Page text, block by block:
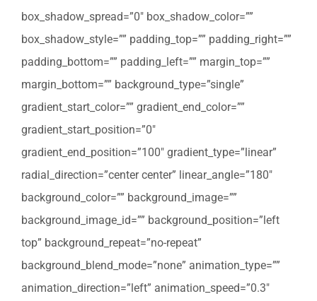
box_shadow_spread=”0″ box_shadow_color=””
box_shadow_style=”” padding_top=”” padding_right=””
padding_bottom=”” padding_left=”” margin_top=””
margin_bottom=”” background_type=”single”
gradient_start_color=”” gradient_end_color=””
gradient_start_position=”0″
gradient_end_position=”100″ gradient_type=”linear”
radial_direction=”center center” linear_angle=”180″
background_color=”” background_image=””
background_image_id=”” background_position=”left
top” background_repeat=”no-repeat”
background_blend_mode=”none” animation_type=””
animation_direction=”left” animation_speed=”0.3″